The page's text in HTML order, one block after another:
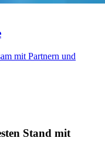
mit Partnern und
Stand mit